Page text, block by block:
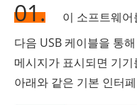
01.
이 소프트웨
다음 USB 케이블을 통
메시지가 표시되면 기
아래와 같은 기본 인터